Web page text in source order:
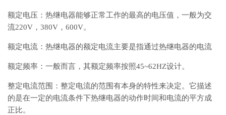
额定电压：热继电器能够正常工作的最高的电压值，一般为交
流220V，380V，600V。
额定电流：热继电器的额定电流主要是指通过热继电器的电流
额定频率：一般而言，其额定频率按照45~62HZ设计。
整定电流范围：整定电流的范围有本身的特性来决定。它描述
的是在一定的电流条件下热继电器的动作时间和电流的平方成
正比。